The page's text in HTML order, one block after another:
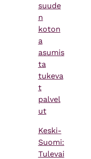
suude
n
koton
a
asumis
ta
tukeva
t
palvel
ut
Keski-
Suomi:
Tulevai